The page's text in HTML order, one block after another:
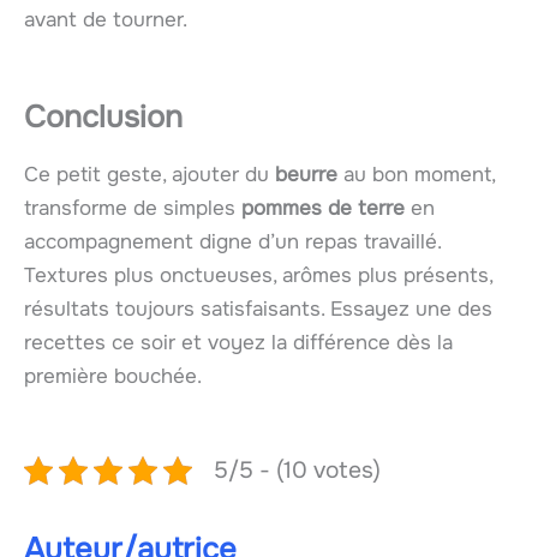
avant de tourner.
Conclusion
Ce petit geste, ajouter du beurre au bon moment,
transforme de simples pommes de terre en
accompagnement digne d’un repas travaillé.
Textures plus onctueuses, arômes plus présents,
résultats toujours satisfaisants. Essayez une des
recettes ce soir et voyez la différence dès la
première bouchée.
5/5 - (10 votes)
Auteur/autrice